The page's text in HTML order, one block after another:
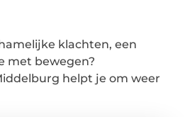
klachten, een
met bewegen?
helpt je om weer